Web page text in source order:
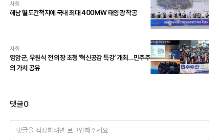
사회
해남 혈도간척지에 국내 최대 400MW 태양광 착공
사회
영암군, 우원식 전 의장 초청 ‘혁신공감 특강’ 개최…민주주
의 가치 공유
댓글0
댓글을 작성하려면 로그인해주세요